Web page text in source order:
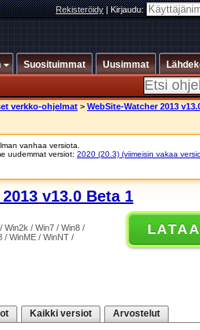
Rekisteröidy|Kirjaudu:
Suosituimmat Uusimmat
verkko-ohjelmat > WebSite-Watcher 2013
vanhaa versiota.
uudemmat versiot: 2020 (20.3) (viimeisin vakaa
v13.0 Beta 1
Win2k / Win7 / Win8 /
/ WinME / WinNT /
LATAA
Kaikki versiot Arvostelut